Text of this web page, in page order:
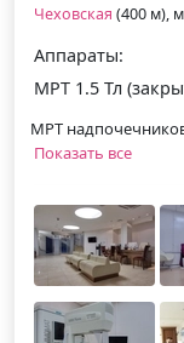
Чеховская (400 м),
Аппараты:
МРТ 1.5 Тл
МРТ
Показать все